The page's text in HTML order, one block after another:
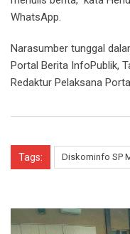
WhatsApp.
Narasumber tunggal
Portal Berita InfoPublik,
Redaktur Pelaksana
Tags: Diskominfo SP